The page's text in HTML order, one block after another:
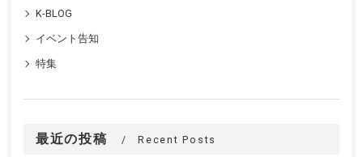
K-BLOG
イベント告知
特集
最近の投稿 Recent Posts